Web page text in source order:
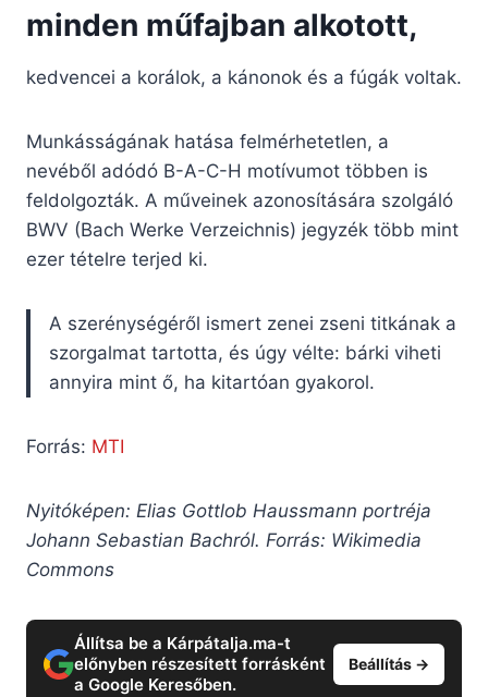
minden műfajban alkotott,
kedvencei a korálok, a kánonok és a fúgák voltak.
Munkásságának hatása felmérhetetlen, a
nevéből adódó B-A-C-H motívumot többen is
feldolgozták. A műveinek azonosítására szolgáló
BWV (Bach Werke Verzeichnis) jegyzék több mint
ezer tételre terjed ki.
A szerénységéről ismert zenei zseni titkának a
szorgalmat tartotta, és úgy vélte: bárki viheti
annyira mint ő, ha kitartóan gyakorol.
Forrás: MTI
Nyitóképen: Elias Gottlob Haussmann portréja
Johann Sebastian Bachról. Forrás: Wikimedia
Commons
Állítsa be a Kárpátalja.ma-t
előnyben részesített forrásként
a Google Keresőben.
Beállítás →